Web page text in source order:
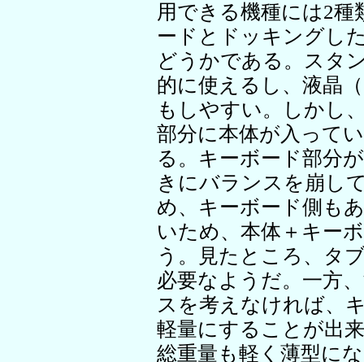
用できる機種には2
ードとドッキングし
どうかである。スタ
的に使えるし、液晶
もしやすい。しかし
部分に本体が入って
る。キーボード部分
きにバランスを崩し
め、キーボード側も
いため、本体＋キー
う。見たところ、タ
必要なようだ。一方
スを考えなければ、
軽量にすることが出
総重量も軽く薄型に